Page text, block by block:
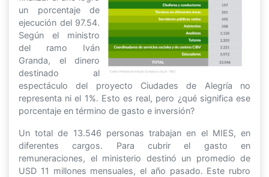
un porcentaje de
ejecución del 97.54.
Según el ministro
del ramo Iván
Granda, el dinero
destinado al
espectáculo del proyecto Ciudades de Alegría no
representa ni el 1%. Esto es real, pero ¿qué significa ese
porcentaje en término de gasto e inversión?
Un total de 13.546 personas trabajan en el MIES, en
diferentes cargos. Para cubrir el gasto en
remuneraciones, el ministerio destinó un promedio de
USD 11 millones mensuales, el año pasado. Este rubro